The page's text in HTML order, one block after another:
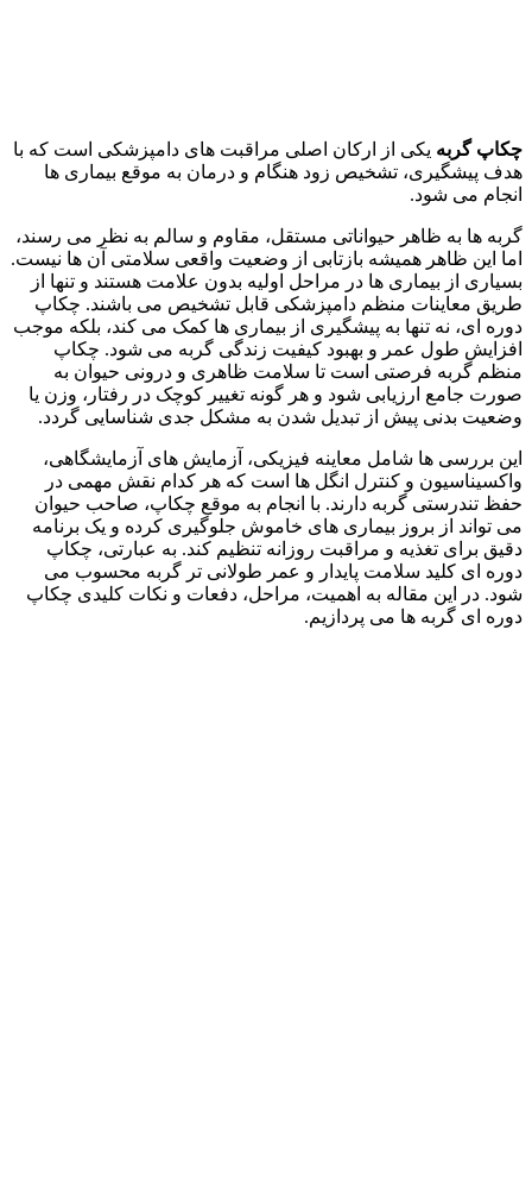
چکاپ گربه یکی از ارکان اصلی مراقبت‌ های دامپزشکی است که با
هدف پیشگیری، تشخیص زود هنگام و درمان به‌ موقع بیماری‌ ها
انجام می‌ شود.
گربه‌ ها به ظاهر حیواناتی مستقل، مقاوم و سالم به نظر می‌ رسند،
اما این ظاهر همیشه بازتابی از وضعیت واقعی سلامتی آن‌ ها نیست.
بسیاری از بیماری‌ ها در مراحل اولیه بدون علامت‌ هستند و تنها از
طریق معاینات منظم دامپزشکی قابل تشخیص می باشند. چکاپ
دوره‌ ای، نه تنها به پیشگیری از بیماری‌ ها کمک می‌ کند، بلکه موجب
افزایش طول عمر و بهبود کیفیت زندگی گربه می‌ شود. چکاپ
منظم گربه فرصتی است تا سلامت ظاهری و درونی حیوان به‌
صورت جامع ارزیابی شود و هر گونه تغییر کوچک در رفتار، وزن یا
وضعیت بدنی پیش از تبدیل شدن به مشکل جدی شناسایی گردد.
این بررسی‌ ها شامل معاینه فیزیکی، آزمایش‌ های آزمایشگاهی،
واکسیناسیون و کنترل انگل‌ ها است که هر کدام نقش مهمی در
حفظ تندرستی گربه دارند. با انجام به‌ موقع چکاپ، صاحب حیوان
می‌ تواند از بروز بیماری‌ های خاموش جلوگیری کرده و یک برنامه‌
دقیق برای تغذیه و مراقبت روزانه تنظیم کند. به‌ عبارتی، چکاپ
دوره‌ ای کلید سلامت پایدار و عمر طولانی‌ تر گربه محسوب می‌
شود. در این مقاله به اهمیت، مراحل، دفعات و نکات کلیدی چکاپ
دوره‌ ای گربه‌ ها می‌ پردازیم.